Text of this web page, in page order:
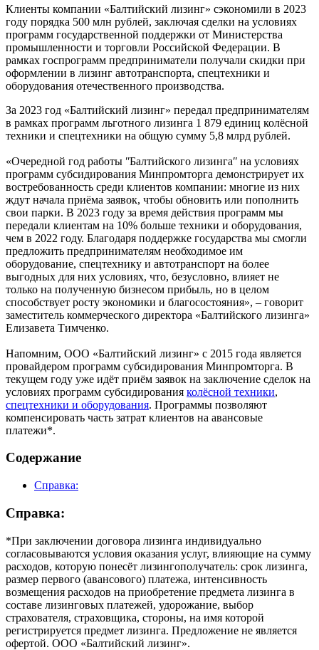
Клиенты компании «Балтийский лизинг» сэкономили в 2023
году порядка 500 млн рублей, заключая сделки на условиях
программ государственной поддержки от Министерства
промышленности и торговли Российской Федерации. В
рамках госпрограмм предприниматели получали скидки при
оформлении в лизинг автотранспорта, спецтехники и
оборудования отечественного производства.
За 2023 год «Балтийский лизинг» передал предпринимателям
в рамках программ льготного лизинга 1 879 единиц колёсной
техники и спецтехники на общую сумму 5,8 млрд рублей.
«Очередной год работы ʺБалтийского лизингаʺ на условиях
программ субсидирования Минпромторга демонстрирует их
востребованность среди клиентов компании: многие из них
ждут начала приёма заявок, чтобы обновить или пополнить
свои парки. В 2023 году за время действия программ мы
передали клиентам на 10% больше техники и оборудования,
чем в 2022 году. Благодаря поддержке государства мы смогли
предложить предпринимателям необходимое им
оборудование, спецтехнику и автотранспорт на более
выгодных для них условиях, что, безусловно, влияет не
только на полученную бизнесом прибыль, но в целом
способствует росту экономики и благосостояния», – говорит
заместитель коммерческого директора «Балтийского лизинга»
Елизавета Тимченко.
Напомним, ООО «Балтийский лизинг» с 2015 года является
провайдером программ субсидирования Минпромторга. В
текущем году уже идёт приём заявок на заключение сделок на
условиях программ субсидирования колёсной техники,
спецтехники и оборудования. Программы позволяют
компенсировать часть затрат клиентов на авансовые
платежи*.
Содержание
Справка:
Справка:
*При заключении договора лизинга индивидуально
согласовываются условия оказания услуг, влияющие на сумму
расходов, которую понесёт лизингополучатель: срок лизинга,
размер первого (авансового) платежа, интенсивность
возмещения расходов на приобретение предмета лизинга в
составе лизинговых платежей, удорожание, выбор
страхователя, страховщика, стороны, на имя которой
регистрируется предмет лизинга. Предложение не является
офертой. ООО «Балтийский лизинг».